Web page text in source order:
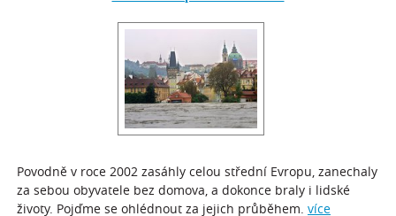
Povodně v roce 2002 zasáhly celou střední Evropu, zanechaly
za sebou obyvatele bez domova, a dokonce braly i lidské
životy. Pojďme se ohlédnout za jejich průběhem. více